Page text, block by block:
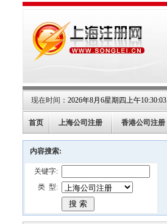
现在时间： 2026年8月6星期四上午10:30:03
首页 上海公司注册 香港公司注册
内容搜索:
关键字:
类 型: